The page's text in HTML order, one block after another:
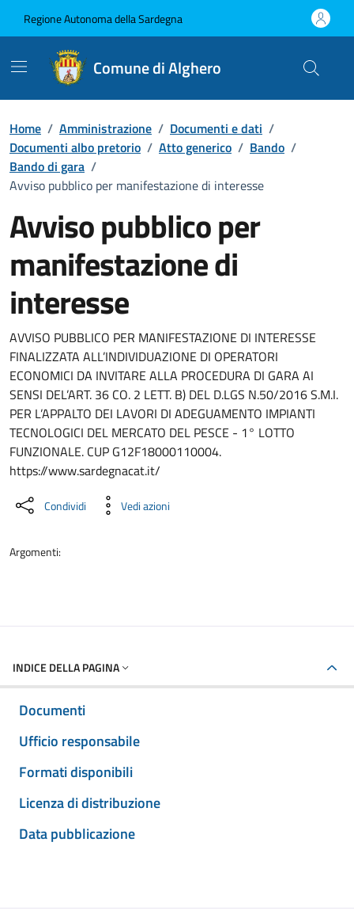
Regione Autonoma della Sardegna
Comune di Alghero
Home / Amministrazione / Documenti e dati /
Documenti albo pretorio / Atto generico / Bando /
Bando di gara /
Avviso pubblico per manifestazione di interesse
Avviso pubblico per
manifestazione di
interesse
Dettaglio del documento
AVVISO PUBBLICO PER MANIFESTAZIONE DI INTERESSE
FINALIZZATA ALL’INDIVIDUAZIONE DI OPERATORI
ECONOMICI DA INVITARE ALLA PROCEDURA DI GARA AI
SENSI DEL’ART. 36 CO. 2 LETT. B) DEL D.LGS N.50/2016 S.M.I.
PER L’APPALTO DEI LAVORI DI ADEGUAMENTO IMPIANTI
TECNOLOGICI DEL MERCATO DEL PESCE - 1° LOTTO
FUNZIONALE. CUP G12F18000110004.
https://www.sardegnacat.it/
Condividi Vedi azioni
Argomenti:
INDICE DELLA PAGINA
Documenti
Ufficio responsabile
Formati disponibili
Licenza di distribuzione
Data pubblicazione